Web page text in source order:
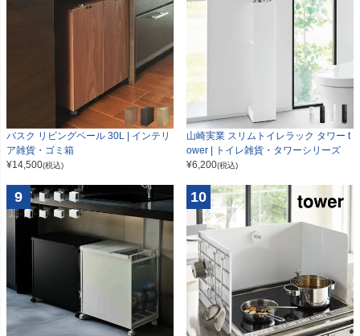
バスク リビングペール 30L | インテリ
ア雑貨・ゴミ箱
¥14,500(税込)
山崎実業 スリムトイレラック タワー t
ower | トイレ雑貨・タワーシリーズ
¥6,200(税込)
9 10